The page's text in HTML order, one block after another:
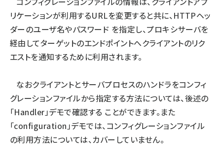
リケーションが利用するURLを変更すると共に、HTTPヘッ
ダーのユーザ名やパスワード を指定し、プロキシサーバを
経由してターゲットのエンドポイントへクライアントのリク
エストを通知するために利用されます。
なおクライアントとサーバプロセスのハンドラをコンフィ
グレーションファイルから指定する方法については、後述の
「Handler」デモで確認する ことができます。また
「configuration」デモでは、コンフィグレーションファイル
の利用方法については、カバーしていません。